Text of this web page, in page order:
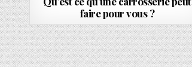
faire pour vous ?